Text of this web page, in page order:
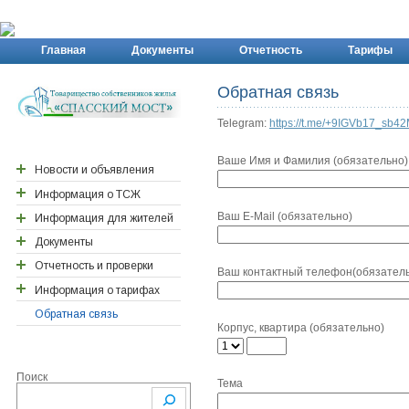
Главная Документы Отчетность Тарифы
Новости и объявления
Новости района ПП
Новости Спасского
моста
Информация о ТСЖ
Реквизиты ТСЖ
Контактная информация
Правление ТСЖ
Персонал ТСЖ
Ревизионная комиссия
Информация для жителей
Важные адреса
Детские сады
Поликлинника
Документы новоселам
Документы
Договора действующие
Договора архивные/
исполненные
2024
Уставные документы
Расчеты с поставщиками
Отчетность и проверки
Годовые отчеты
Отчеты ревизионной
Проверки ТСЖ
Информация о тарифах
Перерасчёты
2024
Обратная связь
Поиск
Обратная связь
Telegram: https://t.me/
Ваше Имя и Фамилия (обязательно)
Ваш E-Mail (обязательно)
Ваш контактный
Корпус, квартира (обязательно)
Тема